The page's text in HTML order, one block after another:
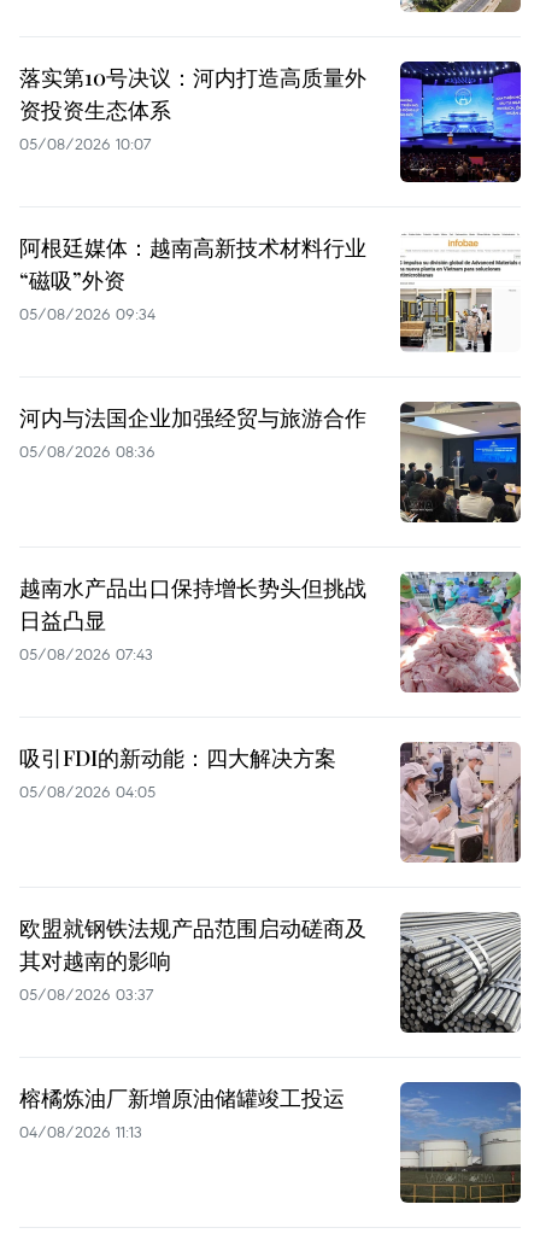
落实第10号决议：河内打造高质量外
资投资生态体系
05/08/2026 10:07
阿根廷媒体：越南高新技术材料行业
“磁吸”外资
05/08/2026 09:34
河内与法国企业加强经贸与旅游合作
05/08/2026 08:36
越南水产品出口保持增长势头但挑战
日益凸显
05/08/2026 07:43
吸引FDI的新动能：四大解决方案
05/08/2026 04:05
欧盟就钢铁法规产品范围启动磋商及
其对越南的影响
05/08/2026 03:37
榕橘炼油厂新增原油储罐竣工投运
04/08/2026 11:13